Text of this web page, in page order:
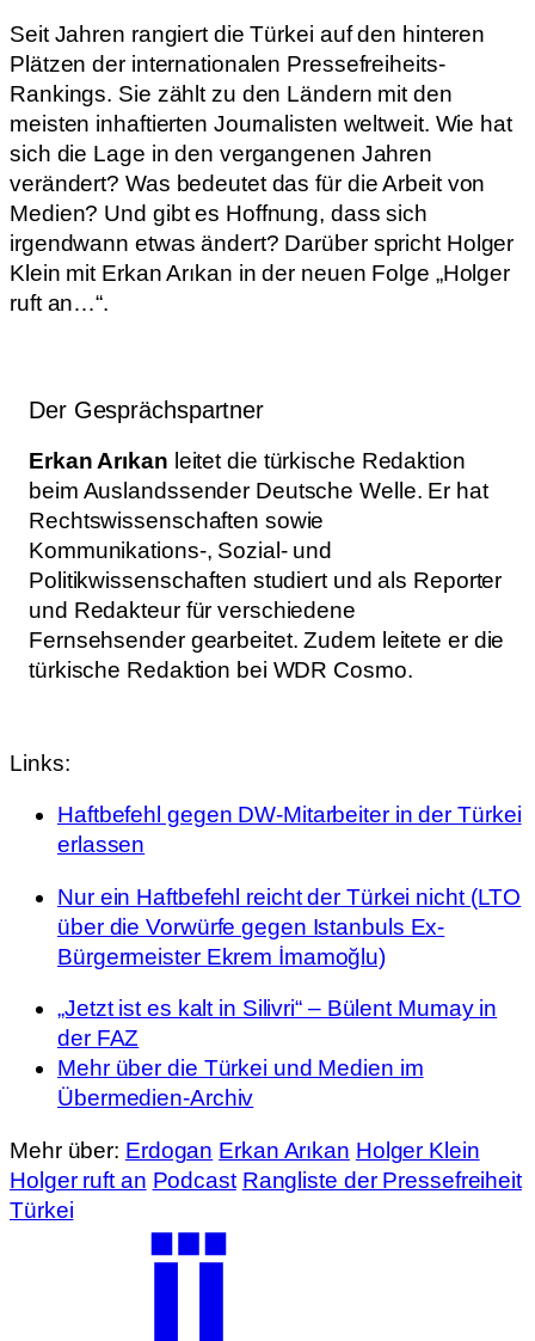
Seit Jahren rangiert die Türkei auf den hinteren
Plätzen der internationalen Pressefreiheits-
Rankings. Sie zählt zu den Ländern mit den
meisten inhaftierten Journalisten weltweit. Wie hat
sich die Lage in den vergangenen Jahren
verändert? Was bedeutet das für die Arbeit von
Medien? Und gibt es Hoffnung, dass sich
irgendwann etwas ändert? Darüber spricht Holger
Klein mit Erkan Arıkan in der neuen Folge „Holger
ruft an…“.
Der Gesprächspartner
Erkan Arıkan leitet die türkische Redaktion
beim Auslandssender Deutsche Welle. Er hat
Rechtswissenschaften sowie
Kommunikations-, Sozial- und
Politikwissenschaften studiert und als Reporter
und Redakteur für verschiedene
Fernsehsender gearbeitet. Zudem leitete er die
türkische Redaktion bei WDR Cosmo.
Links:
Haftbefehl gegen DW-Mitarbeiter in der Türkei
erlassen
Nur ein Haftbefehl reicht der Türkei nicht (LTO
über die Vorwürfe gegen Istanbuls Ex-
Bürgermeister Ekrem İmamoğlu)
„Jetzt ist es kalt in Silivri“ – Bülent Mumay in
der FAZ
Mehr über die Türkei und Medien im
Übermedien-Archiv
Mehr über: Erdogan Erkan Arıkan Holger Klein
Holger ruft an Podcast Rangliste der Pressefreiheit
Türkei